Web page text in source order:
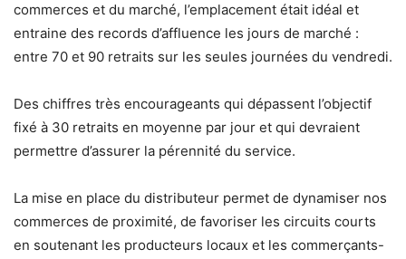
commerces et du marché, l’emplacement était idéal et
entraine des records d’affluence les jours de marché :
entre 70 et 90 retraits sur les seules journées du vendredi.
Des chiffres très encourageants qui dépassent l’objectif
fixé à 30 retraits en moyenne par jour et qui devraient
permettre d’assurer la pérennité du service.
La mise en place du distributeur permet de dynamiser nos
commerces de proximité, de favoriser les circuits courts
en soutenant les producteurs locaux et les commerçants-